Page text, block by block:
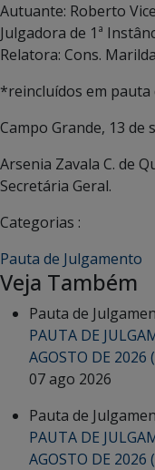
Autuante: Roberto
Julgadora de 1ª
Relatora: Cons.
*reincluídos em pauta
Campo Grande, 13 de
Arsenia Zavala C. de
Secretária Geral.
Categorias :
Pauta de Julgamento
Veja Também
Pauta de
PAUTA DE
AGOSTO DE 2026
07 ago 2026
Pauta de
PAUTA DE
AGOSTO DE 2026